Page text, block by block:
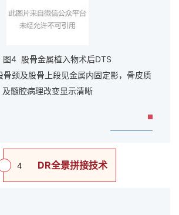
图4 股骨金属植入物术后DTS
骨颈及股骨上段见金属内固定影，骨皮质
及髓腔病理改变显示清晰
4 DR全景拼接技术